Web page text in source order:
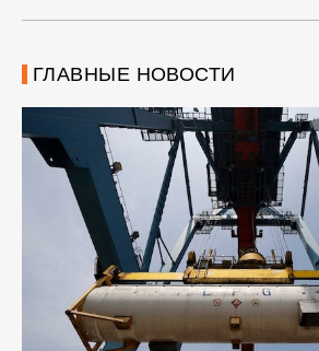
ГЛАВНЫЕ НОВОСТИ